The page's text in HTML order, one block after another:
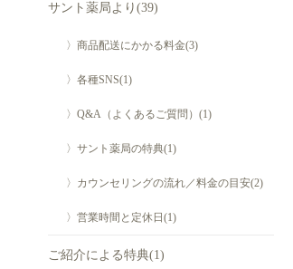
サント薬局より(39)
〉商品配送にかかる料金(3)
〉各種SNS(1)
〉Q&A（よくあるご質問）(1)
〉サント薬局の特典(1)
〉カウンセリングの流れ／料金の目安(2)
〉営業時間と定休日(1)
ご紹介による特典(1)